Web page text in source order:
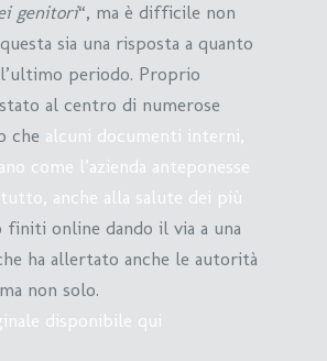
genitori“, ma è difficile non
sia una risposta a quanto
periodo. Proprio
al centro di numerose
che alcuni documenti interni,
come l’azienda anteponesse
anche alla salute dei più
finiti online dando il via a una
ha allertato anche le autorità
non solo.
disponibile qui